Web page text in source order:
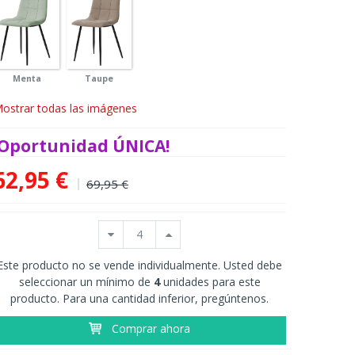
Menta Taupe
todas las imágenes
ÚNICA!
€ 69,95 €
producto no se vende individualmente. Usted debe
seleccionar un mínimo de 4unidades para este
producto. Para una cantidad inferior, pregúntenos.
Comprar ahora